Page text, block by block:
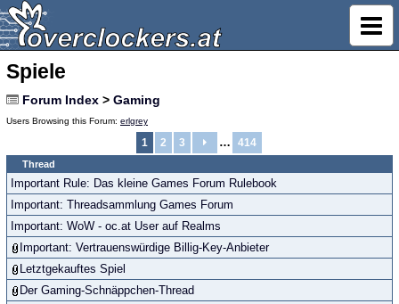
Spiele
Forum Index > Gaming
Users Browsing this Forum: erlgrey
1 2 3 … 414
Thread
Important Rule: Das kleine Games Forum Rulebook
Important: Threadsammlung Games Forum
Important: WoW - oc.at User auf Realms
Important: Vertrauenswürdige Billig-Key-Anbieter
Letztgekauftes Spiel
Der Gaming-Schnäppchen-Thread